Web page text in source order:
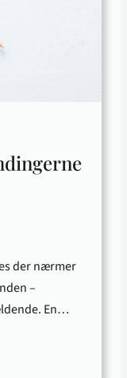
der nærmer
–
En…